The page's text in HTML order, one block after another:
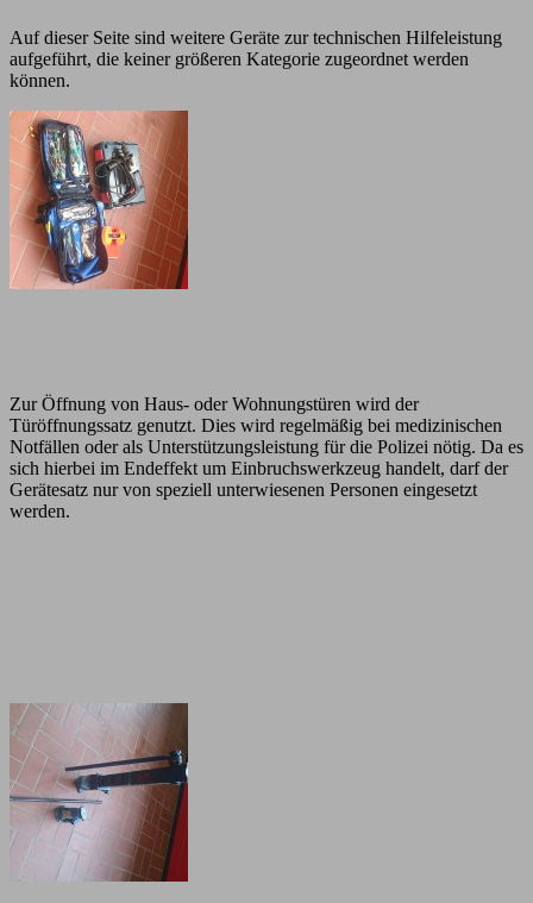
Auf dieser Seite sind weitere Geräte zur technischen Hilfeleistung
aufgeführt, die keiner größeren Kategorie zugeordnet werden
können.
Zur Öffnung von Haus- oder Wohnungstüren wird der
Türöffnungssatz genutzt. Dies wird regelmäßig bei medizinischen
Notfällen oder als Unterstützungsleistung für die Polizei nötig. Da es
sich hierbei im Endeffekt um Einbruchswerkzeug handelt, darf der
Gerätesatz nur von speziell unterwiesenen Personen eingesetzt
werden.